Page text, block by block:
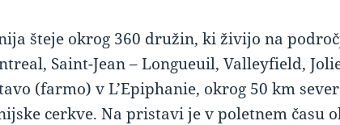
šteje okrog 360 družin, ki živijo na
Saint-Jean – Longueuil, Valleyfield,
(farmo) v L’Epiphanie, okrog 50 km
cerkve. Na pristavi je v poletnem času